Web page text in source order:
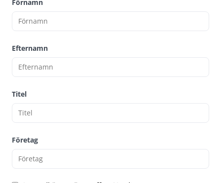
Förnamn
Efternamn
Titel
Företag